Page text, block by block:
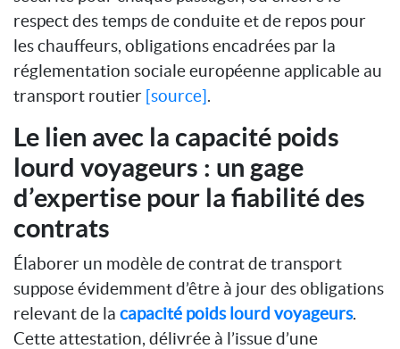
respect des temps de conduite et de repos pour
les chauffeurs, obligations encadrées par la
réglementation sociale européenne applicable au
transport routier [source].
Le lien avec la capacité poids
lourd voyageurs : un gage
d’expertise pour la fiabilité des
contrats
Élaborer un modèle de contrat de transport
suppose évidemment d’être à jour des obligations
relevant de la capacité poids lourd voyageurs.
Cette attestation, délivrée à l’issue d’une